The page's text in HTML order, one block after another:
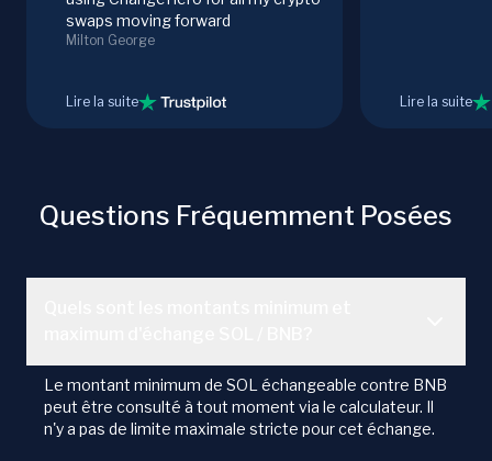
swaps moving forward
Milton George
Lire la suite Lire la suite
Questions Fréquemment Posées
Le montant minimum de SOL échangeable contre BNB
peut être consulté à tout moment via le calculateur. Il
n'y a pas de limite maximale stricte pour cet échange.